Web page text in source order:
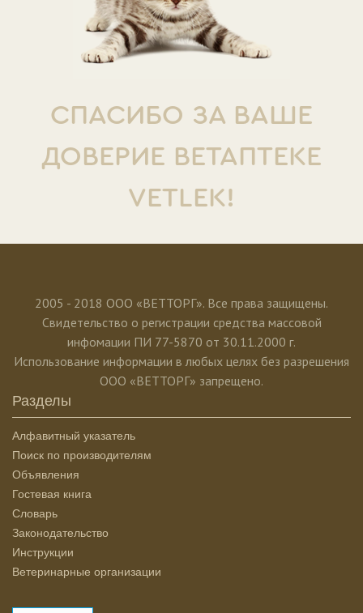
СПАСИБО ЗА ВАШЕ
ДОВЕРИЕ ВЕТАПТЕКЕ
VETLEK!
2005 - 2018 ООО «ВЕТТОРГ». Все права защищены.
Свидетельство о регистрации средства массовой
инфомации ПИ 77-5870 от 30.11.2000 г.
Использование информации в любых целях без разрешения
ООО «ВЕТТОРГ» запрещено.
Разделы
Алфавитный указатель
Поиск по производителям
Объявления
Гостевая книга
Словарь
Законодательство
Инструкции
Ветеринарные организации